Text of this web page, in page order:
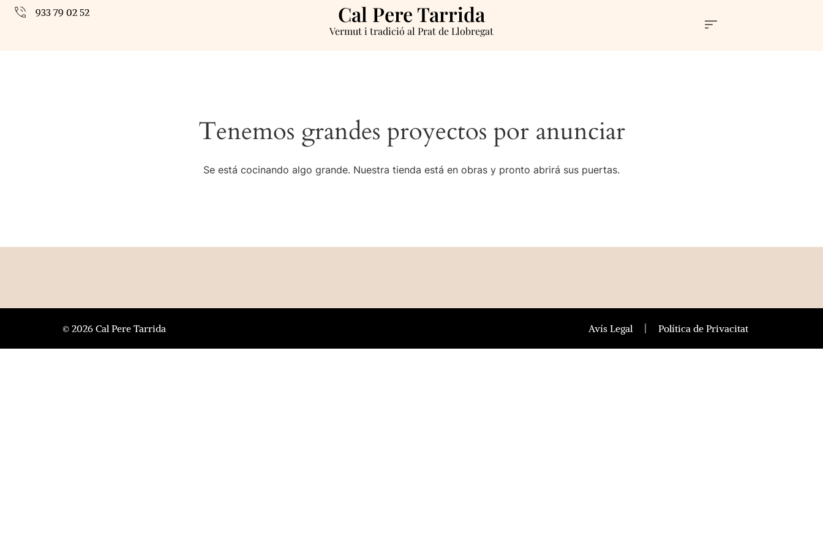
933 79 02 52 Cal Pere Tarrida
Vermut i tradició al Prat de Llobregat
Tenemos grandes proyectos por anunciar
Se está cocinando algo grande. Nuestra tienda está en obras y pronto abrirá sus puertas.
© 2026 Cal Pere Tarrida Avís Legal Política de Privacitat